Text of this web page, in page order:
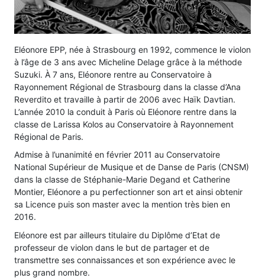
Eléonore EPP, née à Strasbourg en 1992, commence le violon
à l’âge de 3 ans avec Micheline Delage grâce à la méthode
Suzuki. À 7 ans, Eléonore rentre au Conservatoire à
Rayonnement Régional de Strasbourg dans la classe d’Ana
Reverdito et travaille à partir de 2006 avec Haïk Davtian.
L’année 2010 la conduit à Paris où Eléonore rentre dans la
classe de Larissa Kolos au Conservatoire à Rayonnement
Régional de Paris.
Admise à l’unanimité en février 2011 au Conservatoire
National Supérieur de Musique et de Danse de Paris (CNSM)
dans la classe de Stéphanie-Marie Degand et Catherine
Montier, Eléonore a pu perfectionner son art et ainsi obtenir
sa Licence puis son master avec la mention très bien en
2016.
Eléonore est par ailleurs titulaire du Diplôme d’Etat de
professeur de violon dans le but de partager et de
transmettre ses connaissances et son expérience avec le
plus grand nombre.